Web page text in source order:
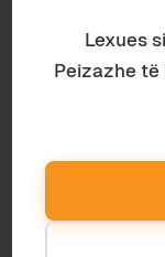
Lexues
Peizazhe